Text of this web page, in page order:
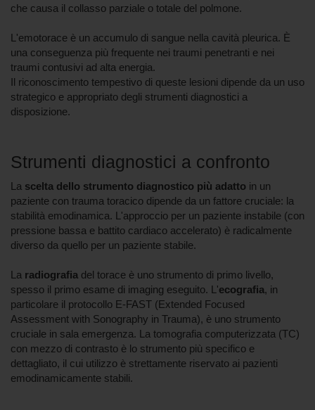
che causa il collasso parziale o totale del polmone.
L'emotorace è un accumulo di sangue nella cavità pleurica. È
una conseguenza più frequente nei traumi penetranti e nei
traumi contusivi ad alta energia.
Il riconoscimento tempestivo di queste lesioni dipende da un uso
strategico e appropriato degli strumenti diagnostici a
disposizione.
Strumenti diagnostici a confronto
La scelta dello strumento diagnostico più adatto in un
paziente con trauma toracico dipende da un fattore cruciale: la
stabilità emodinamica. L'approccio per un paziente instabile (con
pressione bassa e battito cardiaco accelerato) è radicalmente
diverso da quello per un paziente stabile.
La radiografia del torace è uno strumento di primo livello,
spesso il primo esame di imaging eseguito. L'ecografia, in
particolare il protocollo E-FAST (Extended Focused
Assessment with Sonography in Trauma), è uno strumento
cruciale in sala emergenza. La tomografia computerizzata (TC)
con mezzo di contrasto è lo strumento più specifico e
dettagliato, il cui utilizzo è strettamente riservato ai pazienti
emodinamicamente stabili.